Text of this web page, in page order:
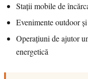
Stații mobile de
Evenimente outdoor
Operațiuni de ajutor
energetică